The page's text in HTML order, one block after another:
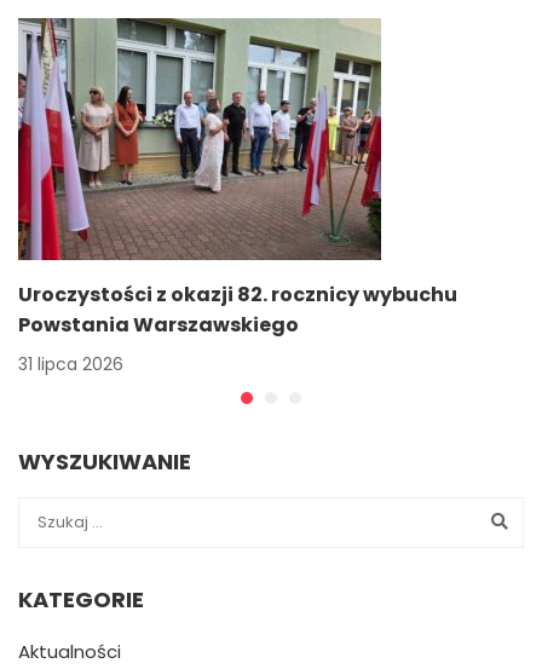
Uroczystości z okazji 82. rocznicy wybuchu
Powstania Warszawskiego
31 lipca 2026
WYSZUKIWANIE
KATEGORIE
Aktualności